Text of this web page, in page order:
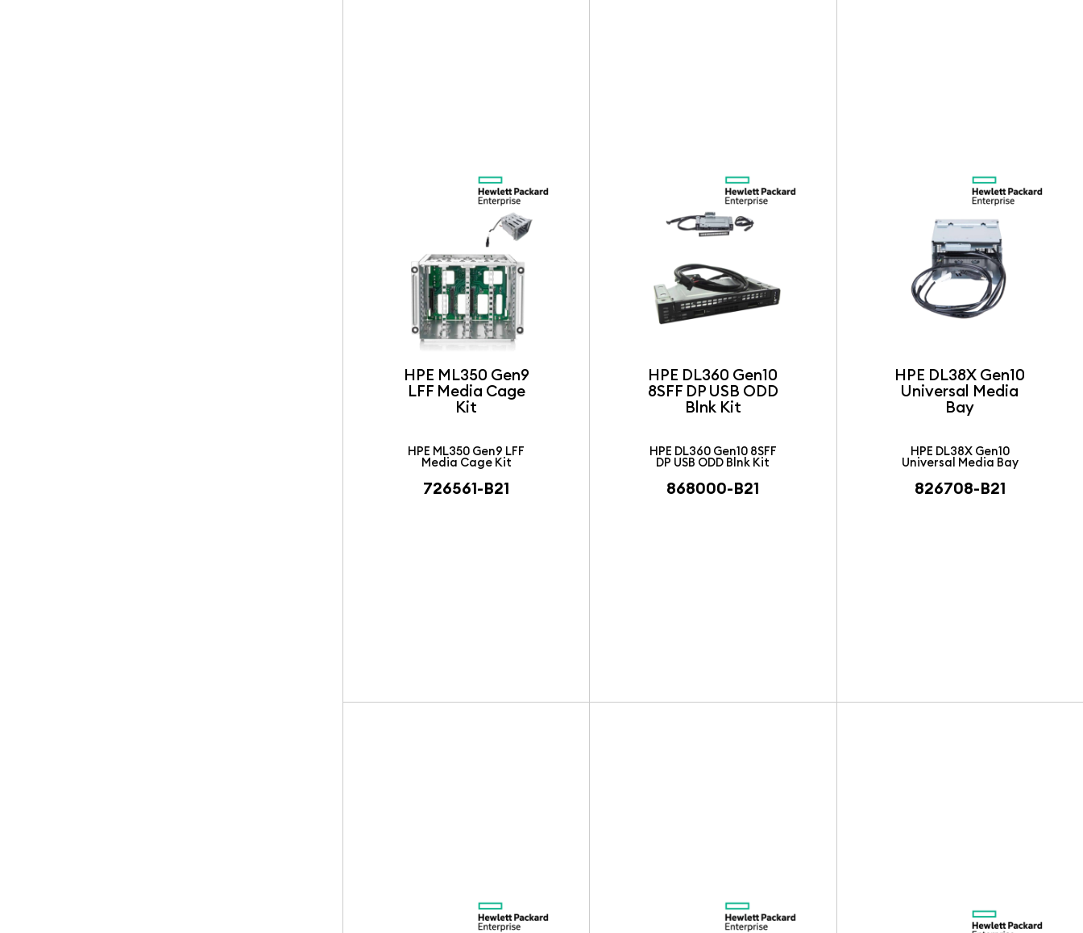
HPE ML350 Gen9
LFF Media Cage
Kit
HPE ML350 Gen9 LFF
Media Cage Kit
726561-B21
HPE DL360 Gen10
8SFF DP USB ODD
Blnk Kit
HPE DL360 Gen10 8SFF
DP USB ODD Blnk Kit
868000-B21
HPE DL38X Gen10
Universal Media
Bay
HPE DL38X Gen10
Universal Media Bay
826708-B21